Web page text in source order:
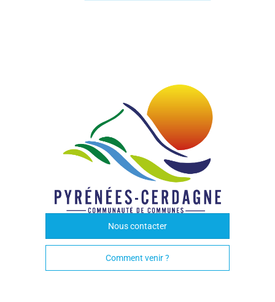
Nous contacter
Comment venir ?